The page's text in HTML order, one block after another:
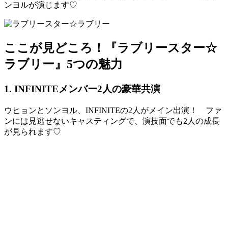
ンヨルが演じます♡
ここが見どころ！『ラブリースター☆
ラブリー』5つの魅力
1. INFINITEメンバー2人の豪華共演
ウヒョンとソンヨル、INFINITEの2人がメイン出演！ ファ
ンには見逃せないキャスティングで、演技面でも2人の成長
が見られます♡